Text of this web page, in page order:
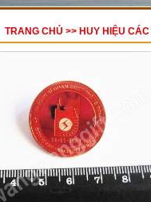
TRANG CHỦ >> HUY HIỆU